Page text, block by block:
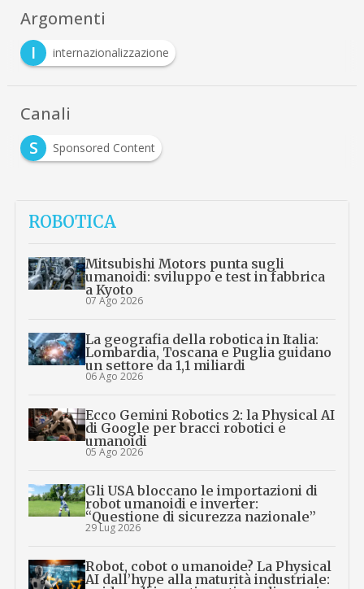
Argomenti
I
internazionalizzazione
Canali
S
Sponsored Content
ROBOTICA
Mitsubishi Motors punta sugli
umanoidi: sviluppo e test in fabbrica
a Kyoto
07 Ago 2026
La geografia della robotica in Italia:
Lombardia, Toscana e Puglia guidano
un settore da 1,1 miliardi
06 Ago 2026
Ecco Gemini Robotics 2: la Physical AI
di Google per bracci robotici e
umanoidi
05 Ago 2026
Gli USA bloccano le importazioni di
robot umanoidi e inverter:
“Questione di sicurezza nazionale”
29 Lug 2026
Robot, cobot o umanoide? La Physical
AI dall’hype alla maturità industriale: